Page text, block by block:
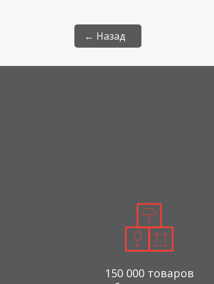
← Назад
150 000 товаров